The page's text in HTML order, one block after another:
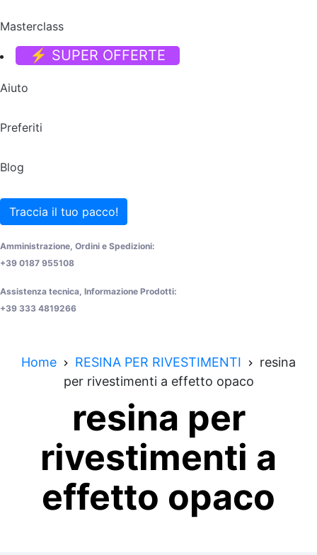
Masterclass
⚡ SUPER OFFERTE
Aiuto
Preferiti
Blog
Traccia il tuo pacco!
Amministrazione, Ordini e Spedizioni:
+39 0187 955108
Assistenza tecnica, Informazione Prodotti:
+39 333 4819266
Home RESINA PER RIVESTIMENTI
resina
per rivestimenti a effetto opaco
resina per
rivestimenti a
effetto opaco